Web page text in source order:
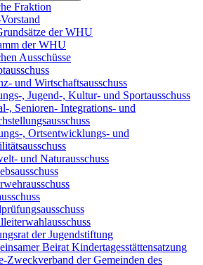
Fraktion
der WHU
der WHU
Ausschüsse
und Wirtschaftsausschuss
, Jugend-, Kultur- und Sportausschuss
, Senioren- Integrations- und
, Ortsentwicklungs- und
und Naturausschuss
der Jugendstiftung
Beirat Kindertagesstättensatzung
Zweckverband der Gemeinden des